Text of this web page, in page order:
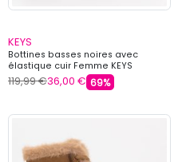
KEYS
Bottines basses noires avec
élastique cuir Femme KEYS
119,99 €36,00 € 69%